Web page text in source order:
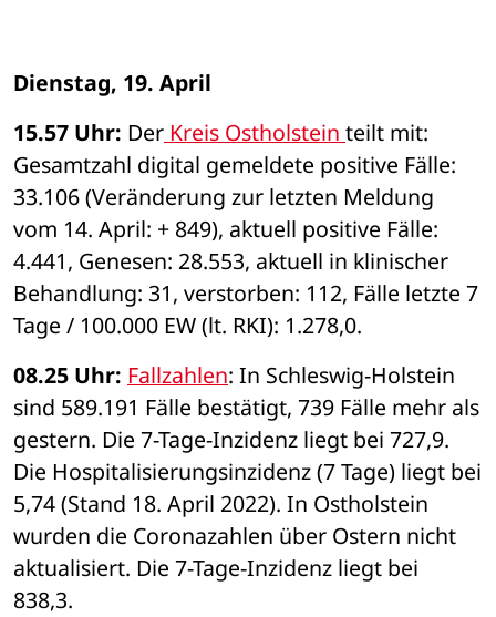
Dienstag, 19. April
15.57 Uhr: Der Kreis Ostholstein teilt mit:
Gesamtzahl digital gemeldete positive Fälle:
33.106 (Veränderung zur letzten Meldung
vom 14. April: + 849), aktuell positive Fälle:
4.441, Genesen: 28.553, aktuell in klinischer
Behandlung: 31, verstorben: 112, Fälle letzte 7
Tage / 100.000 EW (lt. RKI): 1.278,0.
08.25 Uhr: Fallzahlen: In Schleswig-Holstein
sind 589.191 Fälle bestätigt, 739 Fälle mehr als
gestern. Die 7-Tage-Inzidenz liegt bei 727,9.
Die Hospitalisierungsinzidenz (7 Tage) liegt bei
5,74 (Stand 18. April 2022). In Ostholstein
wurden die Coronazahlen über Ostern nicht
aktualisiert. Die 7-Tage-Inzidenz liegt bei
838,3.